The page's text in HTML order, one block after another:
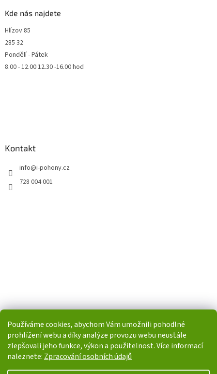
Používáme cookies, abychom Vám umožnili pohodlné
prohlížení webu a díky analýze provozu webu neustále
zlepšovali jeho funkce, výkon a použitelnost. Více informací
naleznete: Zpracování osobních údajů
Kde nás najdete
Hlízov 85
285 32
Pondělí - Pátek
8.00 - 12.00 12.30 -16.00 hod
Kontakt
info@i-pohony.cz
728 004 001